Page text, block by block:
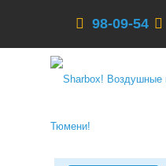
98-09-54